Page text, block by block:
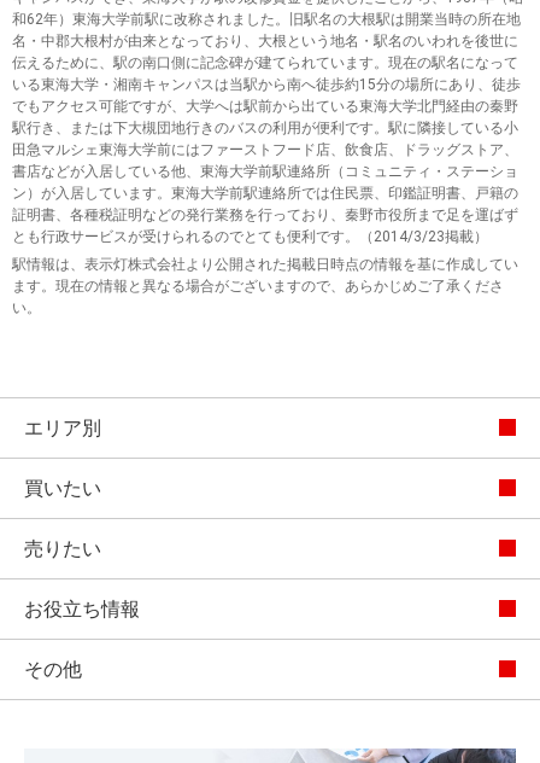
和62年）東海大学前駅に改称されました。旧駅名の大根駅は開業当時の所在地
名・中郡大根村が由来となっており、大根という地名・駅名のいわれを後世に
伝えるために、駅の南口側に記念碑が建てられています。現在の駅名になって
いる東海大学・湘南キャンパスは当駅から南へ徒歩約15分の場所にあり、徒歩
でもアクセス可能ですが、大学へは駅前から出ている東海大学北門経由の秦野
駅行き、または下大槻団地行きのバスの利用が便利です。駅に隣接している小
田急マルシェ東海大学前にはファーストフード店、飲食店、ドラッグストア、
書店などが入居している他、東海大学前駅連絡所（コミュニティ・ステーショ
ン）が入居しています。東海大学前駅連絡所では住民票、印鑑証明書、戸籍の
証明書、各種税証明などの発行業務を行っており、秦野市役所まで足を運ばず
とも行政サービスが受けられるのでとても便利です。（2014/3/23掲載）
駅情報は、表示灯株式会社より公開された掲載日時点の情報を基に作成してい
ます。現在の情報と異なる場合がございますので、あらかじめご了承くださ
い。
エリア別
買いたい
売りたい
お役立ち情報
その他